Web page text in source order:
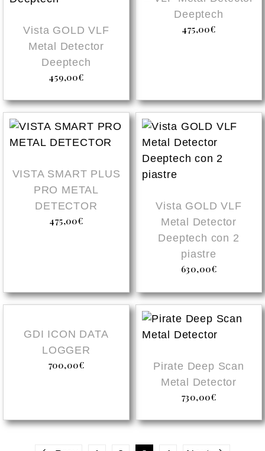
Vista GOLD VLF
Metal Detector
Deeptech
459,00€
Deeptech
475,00€
VISTA SMART PLUS
PRO METAL
DETECTOR
475,00€
Vista GOLD VLF
Metal Detector
Deeptech con 2
piastre
630,00€
GDI ICON DATA
LOGGER
700,00€
Pirate Deep Scan
Metal Detector
730,00€